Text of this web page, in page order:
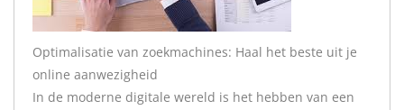
Optimalisatie van zoekmachines: Haal het beste uit je
online aanwezigheid
In de moderne digitale wereld is het hebben van een